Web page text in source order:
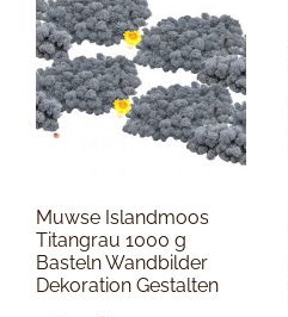
Muwse Islandmoos
Titangrau 1000 g
Basteln Wandbilder
Dekoration Gestalten